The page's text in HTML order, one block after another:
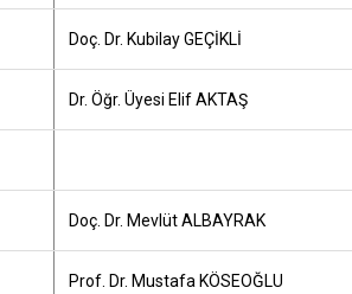
Doç. Dr. Kubilay GEÇİKLİ
Dr. Öğr. Üyesi Elif AKTAŞ
Doç. Dr. Mevlüt ALBAYRAK
Prof. Dr. Mustafa KÖSEOĞLU